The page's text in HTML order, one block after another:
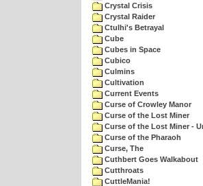
Crystal Crisis
Crystal Raider
Ctulhi's Betrayal
Cube
Cubes in Space
Cubico
Culmins
Cultivation
Current Events
Curse of Crowley Manor
Curse of the Lost Miner
Curse of the Lost Miner -
Curse of the Pharaoh
Curse, The
Cuthbert Goes Walkabout
Cutthroats
CuttleMania!